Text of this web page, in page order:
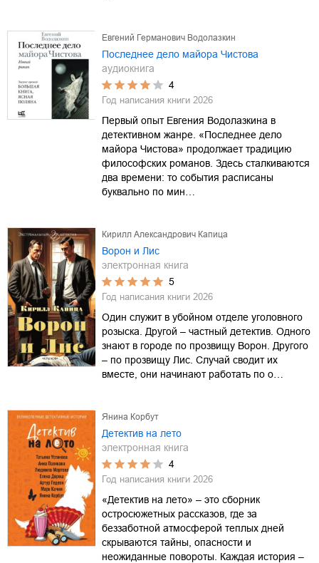
Евгений Германович Водолазкин
Последнее дело майора Чистова
аудиокнига
4
Год написания книги 2026
Первый опыт Евгения Водолазкина в
детективном жанре. «Последнее дело
майора Чистова» продолжает традицию
философских романов. Здесь сталкиваются
два времени: то события расписаны
буквально по мин…
Кирилл Александрович Капица
Ворон и Лис
электронная книга
5
Год написания книги 2026
Один служит в убойном отделе уголовного
розыска. Другой – частный детектив. Одного
знают в городе по прозвищу Ворон. Другого
– по прозвищу Лис. Случай сводит их
вместе, они начинают работать по о…
Янина Корбут
Детектив на лето
электронная книга
4
Год написания книги 2026
«Детектив на лето» – это сборник
остросюжетных рассказов, где за
беззаботной атмосферой теплых дней
скрываются тайны, опасности и
неожиданные повороты. Каждая история –